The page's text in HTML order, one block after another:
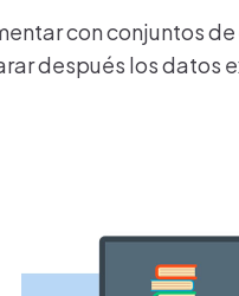
con conjuntos
después los datos